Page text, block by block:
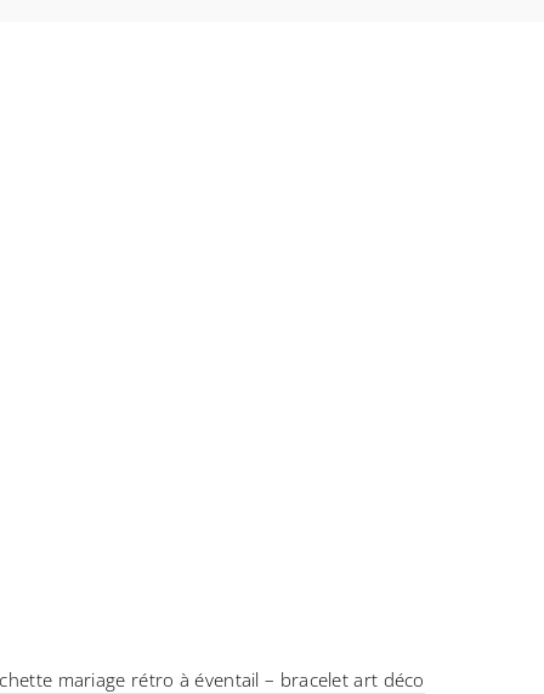
mariage rétro à éventail – bracelet art déco